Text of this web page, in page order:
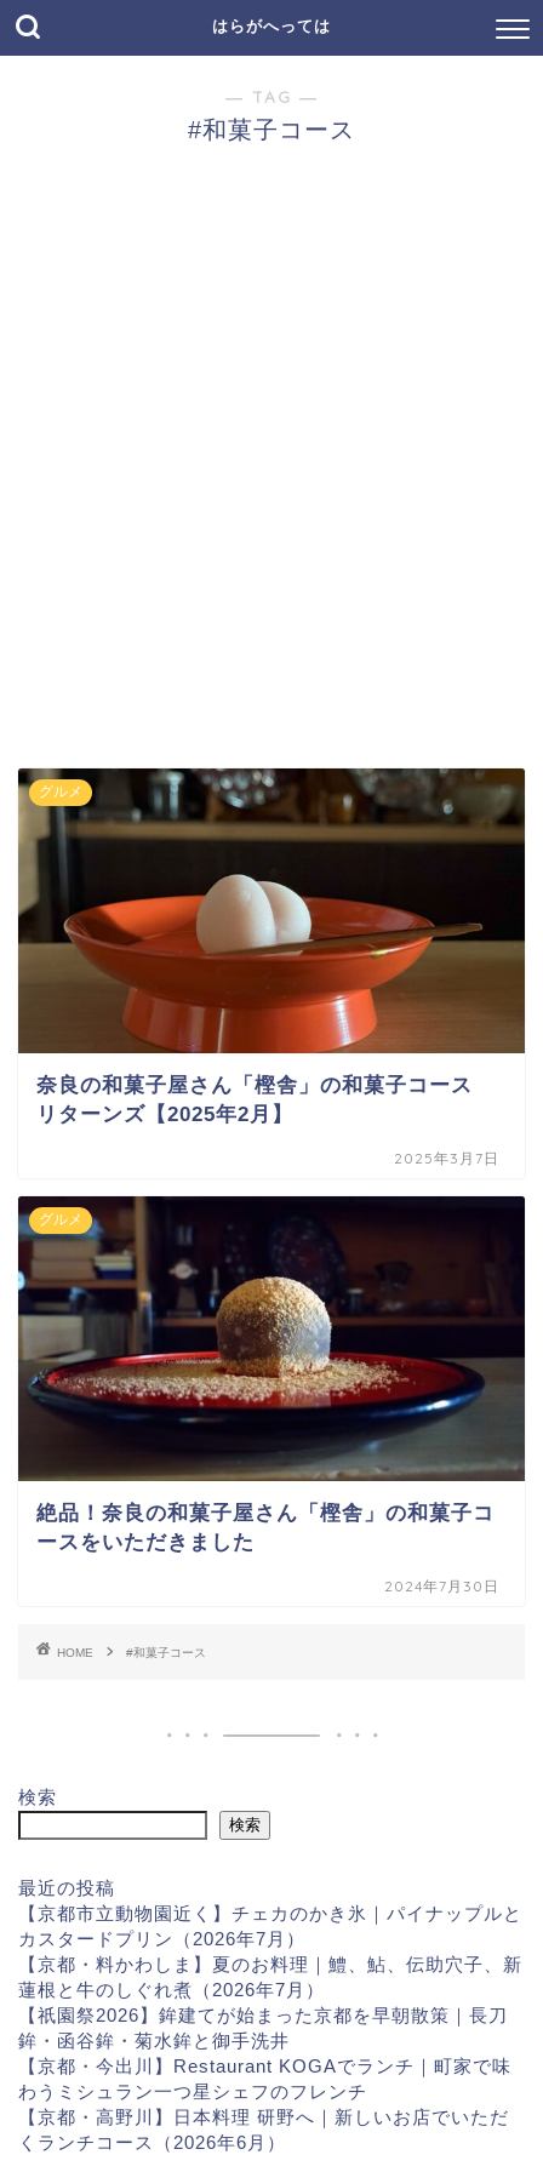
はらがへっては
― TAG ―
#和菓子コース
グルメ
奈良の和菓子屋さん「樫舎」の和菓子コース
リターンズ【2025年2月】
2025年3月7日
グルメ
絶品！奈良の和菓子屋さん「樫舎」の和菓子コ
ースをいただきました
2024年7月30日
HOME #和菓子コース
検索
検索
最近の投稿
【京都市立動物園近く】チェカのかき氷｜パイナップルと
カスタードプリン（2026年7月）
【京都・料かわしま】夏のお料理｜鱧、鮎、伝助穴子、新
蓮根と牛のしぐれ煮（2026年7月）
【祇園祭2026】鉾建てが始まった京都を早朝散策｜長刀
鉾・函谷鉾・菊水鉾と御手洗井
【京都・今出川】Restaurant KOGAでランチ｜町家で味
わうミシュラン一つ星シェフのフレンチ
【京都・高野川】日本料理 研野へ｜新しいお店でいただ
くランチコース（2026年6月）